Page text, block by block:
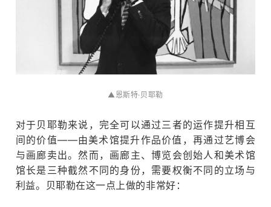
▲恩斯特·贝耶勒
对于贝耶勒来说，完全可以通过三者的运作提升相互
间的价值——由美术馆提升作品价值，再通过艺博会
与画廊卖出。然而，画廊主、博览会创始人和美术馆
馆长是三种截然不同的身份，需要权衡不同的立场与
利益。
贝耶勒在这一点上做的非常好：